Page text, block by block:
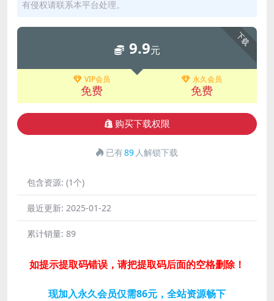
有侵权请联系本平台处理。
下载
9.9元
VIP会员
免费
永久会员
免费
购买下载权限
已有89 人解锁下载
包含资源: (1个)
最近更新: 2025-01-22
累计销量: 89
如提示提取码错误，请把提取码后面的空格删除！
现加入永久会员仅需86元，全站资源畅下